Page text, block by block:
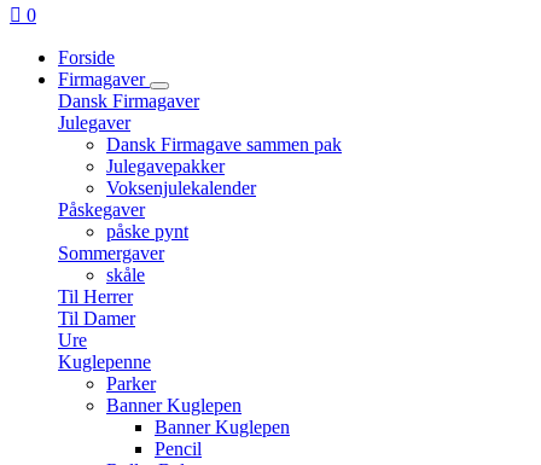
 0
Forside
Firmagaver
Dansk Firmagaver
Julegaver
Dansk Firmagave sammen pak
Julegavepakker
Voksenjulekalender
Påskegaver
påske pynt
Sommergaver
skåle
Til Herrer
Til Damer
Ure
Kuglepenne
Parker
Banner Kuglepen
Banner Kuglepen
Pencil